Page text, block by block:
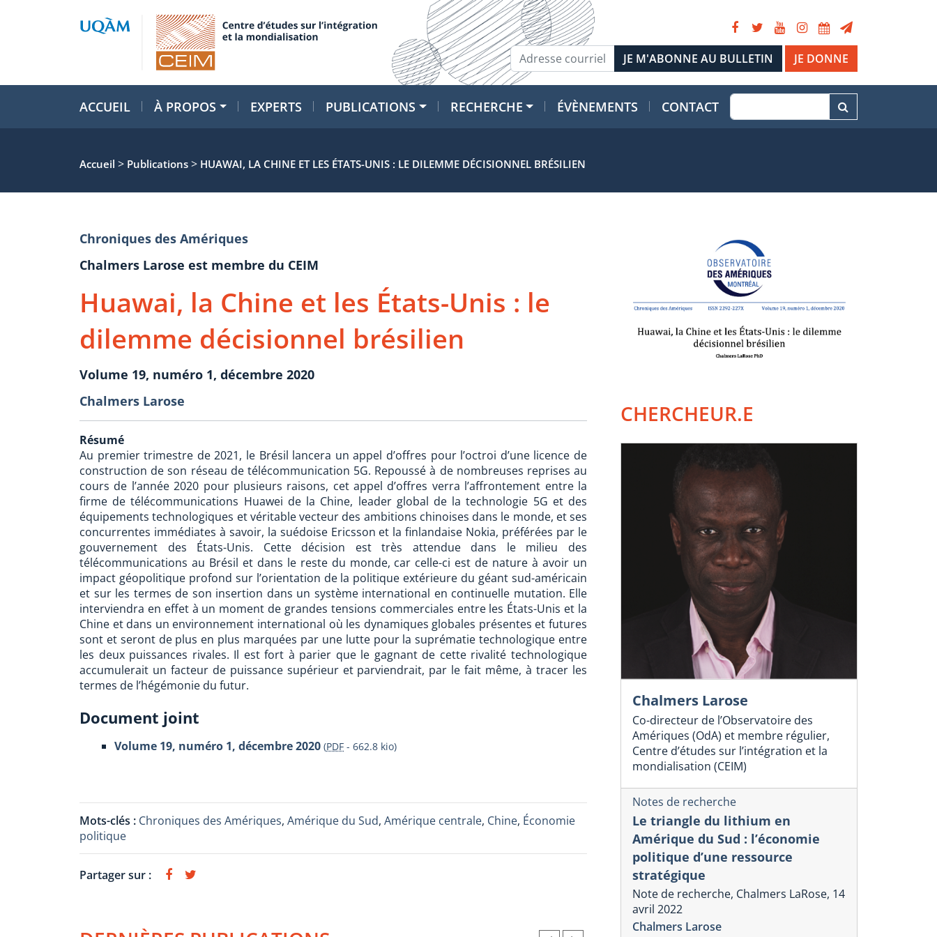
JE DONNE
ACCUEIL À PROPOS EXPERTS PUBLICATIONS RECHERCHE ÉVÈNEMENTS CONTACT
Accueil > Publications > HUAWAI, LA CHINE ET LES ÉTATS-UNIS : LE DILEMME DÉCISIONNEL BRÉSILIEN
Chroniques des Amériques
Chalmers Larose est membre du CEIM
Huawai, la Chine et les États-Unis : le
dilemme décisionnel brésilien
Volume 19, numéro 1, décembre 2020
Chalmers Larose
Résumé
Au premier trimestre de 2021, le Brésil lancera un appel d’offres pour l’octroi d’une licence de
construction de son réseau de télécommunication 5G. Repoussé à de nombreuses reprises au
cours de l’année 2020 pour plusieurs raisons, cet appel d’offres verra l’affrontement entre la
firme de télécommunications Huawei de la Chine, leader global de la technologie 5G et des
équipements technologiques et véritable vecteur des ambitions chinoises dans le monde, et ses
concurrentes immédiates à savoir, la suédoise Ericsson et la finlandaise Nokia, préférées par le
gouvernement des États-Unis. Cette décision est très attendue dans le milieu des
télécommunications au Brésil et dans le reste du monde, car celle-ci est de nature à avoir un
impact géopolitique profond sur l’orientation de la politique extérieure du géant sud-américain
et sur les termes de son insertion dans un système international en continuelle mutation. Elle
interviendra en effet à un moment de grandes tensions commerciales entre les États-Unis et la
Chine et dans un environnement international où les dynamiques globales présentes et futures
sont et seront de plus en plus marquées par une lutte pour la suprématie technologique entre
les deux puissances rivales. Il est fort à parier que le gagnant de cette rivalité technologique
accumulerait un facteur de puissance supérieur et parviendrait, par le fait même, à tracer les
termes de l’hégémonie du futur.
Document joint
Volume 19, numéro 1, décembre 2020 (PDF - 662.8 kio)
Mots-clés : Chroniques des Amériques, Amérique du Sud, Amérique centrale, Chine, Économie
politique
Partager sur :
CHERCHEUR.E
Chalmers Larose
Co-directeur de l’Observatoire des
Amériques (OdA) et membre régulier,
Centre d’études sur l’intégration et la
mondialisation (CEIM)
Notes de recherche
Le triangle du lithium en
Amérique du Sud : l’économie
politique d’une ressource
stratégique
Note de recherche, Chalmers LaRose, 14
avril 2022
Chalmers Larose